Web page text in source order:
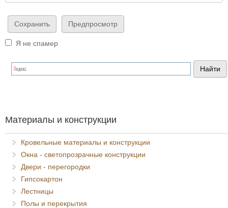
Я не спамер
Я спамер
Материалы и конструкции
Кровельные материалы и конструкции
Окна - светопрозрачные конструкции
Двери - перегородки
Гипсокартон
Лестницы
Полы и перекрытия